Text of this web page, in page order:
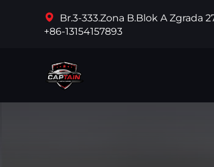
Br.3-333.Zona B.Blok A Zgrada
+86-13154157893